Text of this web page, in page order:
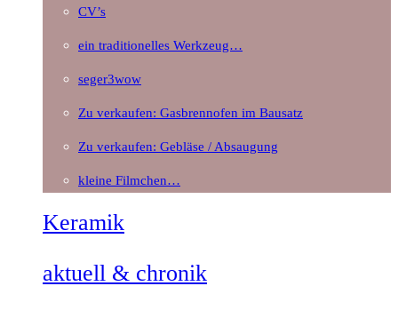
CV’s
ein traditionelles Werkzeug…
seger3wow
Zu verkaufen: Gasbrennofen im Bausatz
Zu verkaufen: Gebläse / Absaugung
kleine Filmchen…
Keramik
aktuell & chronik